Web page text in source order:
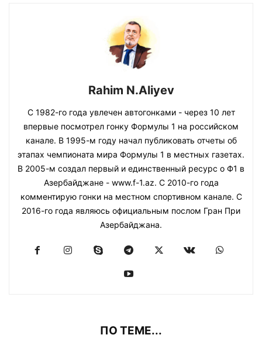
Rahim N.Aliyev
С 1982-го года увлечен автогонками - через 10 лет
впервые посмотрел гонку Формулы 1 на российском
канале. В 1995-м году начал публиковать отчеты об
этапах чемпионата мира Формулы 1 в местных газетах.
В 2005-м создал первый и единственный ресурс о Ф1 в
Азербайджане - www.f-1.az. С 2010-го года
комментирую гонки на местном спортивном канале. С
2016-го года являюсь официальным послом Гран При
Азербайджана.
ПО ТЕМЕ...